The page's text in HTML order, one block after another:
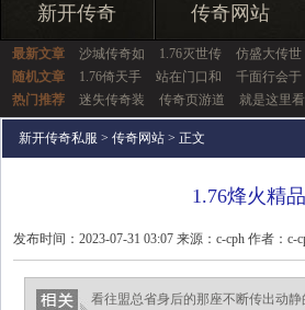
新开传奇 传奇网站
最新文章 沙城传奇如 1.76灭世传 仿盛大传世
随机文章
1.76倚天手 站在门口和 千面行会于
热门推荐
迷失传奇装 传奇页游道 就是这里看
新开传奇私服 > 传奇网站 > 正文
1.76烽火精
发布时间：2023-07-31 03:07 来源：c-cph 作者：c-
看往盟总省身后的那座不断传出动